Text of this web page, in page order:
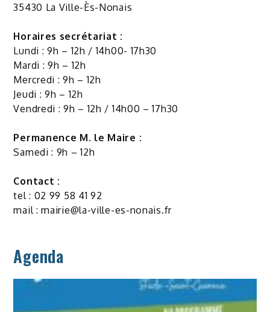
35430 La Ville-Ès-Nonais
Horaires secrétariat :
Lundi : 9h – 12h / 14h00- 17h30
Mardi : 9h – 12h
Mercredi : 9h – 12h
Jeudi : 9h – 12h
Vendredi : 9h – 12h / 14h00 – 17h30
Permanence M. le Maire :
Samedi : 9h – 12h
Contact :
tel : 02 99 58 41 92
mail :mairie@la-ville-es-nonais.fr
Agenda